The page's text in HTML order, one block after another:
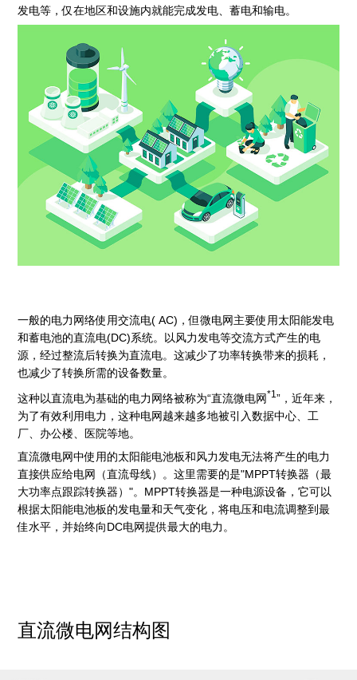
发电等，仅在地区和设施内就能完成发电、蓄电和输电。
一般的电力网络使用交流电( AC)，但微电网主要使用太阳能发电
和蓄电池的直流电(DC)系统。以风力发电等交流方式产生的电
源，经过整流后转换为直流电。这减少了功率转换带来的损耗，
也减少了转换所需的设备数量。
这种以直流电为基础的电力网络被称为“直流微电网*1”，近年来，
为了有效利用电力，这种电网越来越多地被引入数据中心、工
厂、办公楼、医院等地。
直流微电网中使用的太阳能电池板和风力发电无法将产生的电力
直接供应给电网（直流母线）。这里需要的是"MPPT转换器（最
大功率点跟踪转换器）"。MPPT转换器是一种电源设备，它可以
根据太阳能电池板的发电量和天气变化，将电压和电流调整到最
佳水平，并始终向DC电网提供最大的电力。
直流微电网结构图